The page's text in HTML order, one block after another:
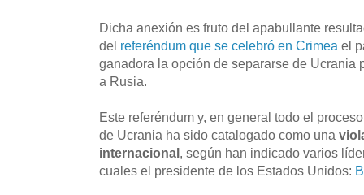
Dicha anexión es fruto del apabullante
del referéndum que se celebró en Crimea el
ganadora la opción de separarse de Ucrania
a Rusia.
Este referéndum y, en general todo el
de Ucrania ha sido catalogado como una
internacional, según han indicado varios
cuales el presidente de los Estados Unidos: